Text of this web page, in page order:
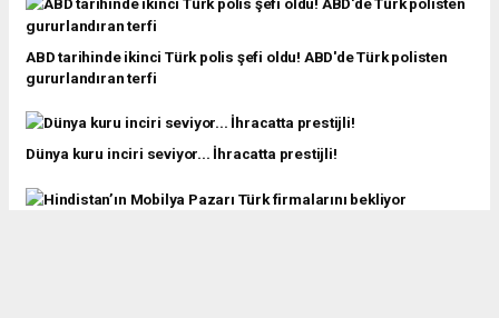
ABD tarihinde ikinci Türk polis şefi oldu! ABD'de Türk polisten
gururlandıran terfi
Dünya kuru inciri seviyor... İhracatta prestijli!